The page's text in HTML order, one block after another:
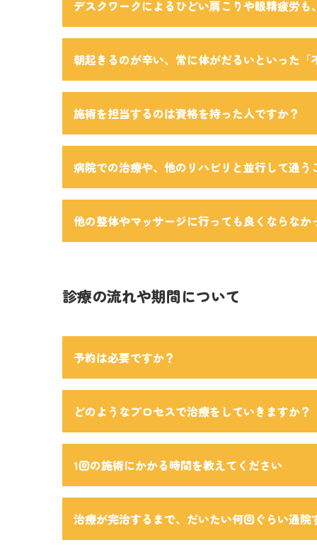
デスクワークによるひどい肩こりや眼精疲労も
朝起きるのが辛い、常に体がだるいといった「
施術を担当するのは資格を持った人ですか？
病院での治療や、他のリハビリと並行して通う
他の整体やマッサージに行っても良くならなか
診療の流れや期間について
予約は必要ですか？
どのようなプロセスで治療をしていきますか？
1回の施術にかかる時間を教えてください
治療が完治するまで、だいたい何回ぐらい通院